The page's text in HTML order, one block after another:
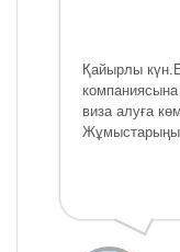
Қайырлы
виза алуға